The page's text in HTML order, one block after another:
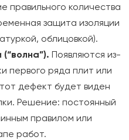
правильного количества
защита изоляции
облицовкой).
(“волна”). Появляются из-
первого ряда плит или
дефект будет виден
Решение: постоянный
правилом или
работ.